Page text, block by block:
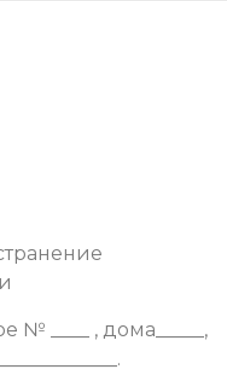
№ ____ , дома_____,